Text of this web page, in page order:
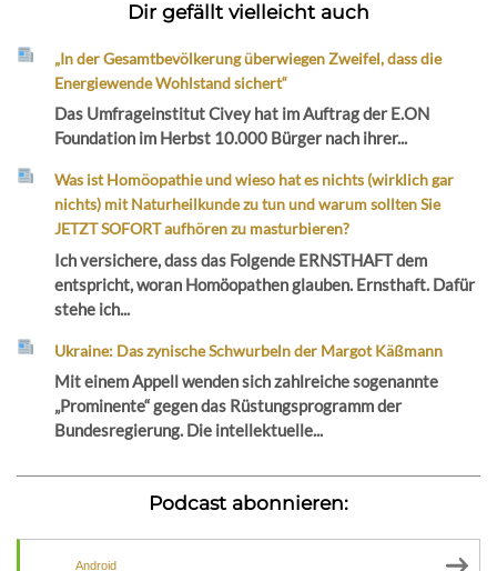
Dir gefällt vielleicht auch
„In der Gesamtbevölkerung überwiegen Zweifel, dass die
Energiewende Wohlstand sichert“
Das Umfrageinstitut Civey hat im Auftrag der E.ON
Foundation im Herbst 10.000 Bürger nach ihrer...
Was ist Homöopathie und wieso hat es nichts (wirklich gar
nichts) mit Naturheilkunde zu tun und warum sollten Sie
JETZT SOFORT aufhören zu masturbieren?
Ich versichere, dass das Folgende ERNSTHAFT dem
entspricht, woran Homöopathen glauben. Ernsthaft. Dafür
stehe ich...
Ukraine: Das zynische Schwurbeln der Margot Käßmann
Mit einem Appell wenden sich zahlreiche sogenannte
„Prominente“ gegen das Rüstungsprogramm der
Bundesregierung. Die intellektuelle...
Podcast abonnieren:
Android